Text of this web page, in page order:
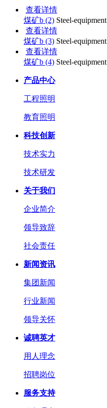
查看详情
煤矿b (2) Steel-equipment
查看详情
煤矿b (3) Steel-equipment
查看详情
煤矿b (4) Steel-equipment
产品中心
工程照明
教育照明
科技创新
技术实力
技术研发
关于我们
企业简介
领导致辞
社会责任
新闻资讯
集团新闻
行业新闻
领导关怀
诚聘英才
用人理念
招聘岗位
服务支持